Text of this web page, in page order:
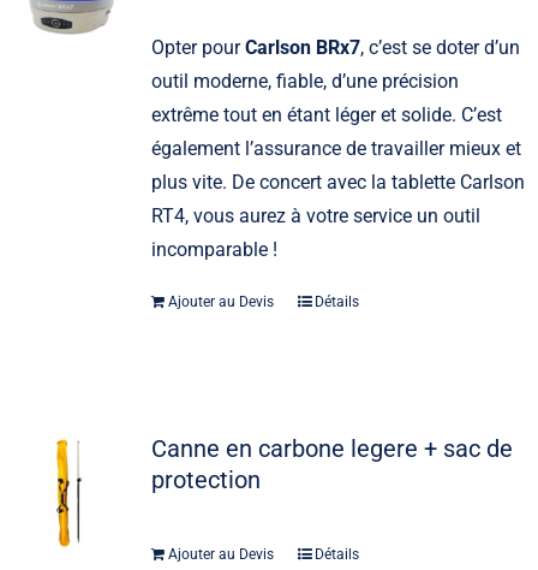
Opter pourCarlson BRx7, c’est se doter d’un
outil moderne, fiable, d’une précision
extrême tout en étant léger et solide. C’est
également l’assurance de travailler mieux et
plus vite. De concert avec la tablette Carlson
RT4, vous aurez à votre service un outil
incomparable !
Ajouter au Devis Détails
Canne en carbone legere + sac de
protection
Ajouter au Devis Détails